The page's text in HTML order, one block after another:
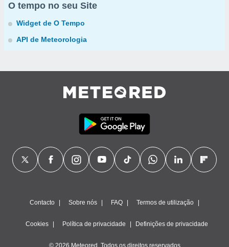
O tempo no seu Site
Widget de O Tempo
API de Meteorologia
Contacto Sobre nós FAQ Termos de utilização
Cookies Política de privacidade Definições de privacidade
© 2026 Meteored. Todos os direitos reservados